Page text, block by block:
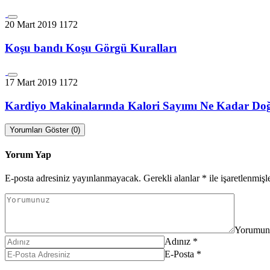
20 Mart 2019 1172
Koşu bandı Koşu Görgü Kuralları
17 Mart 2019 1172
Kardiyo Makinalarında Kalori Sayımı Ne Kadar
Yorumları Göster (0)
Yorum Yap
E-posta adresiniz yayınlanmayacak. Gerekli alanlar * ile
Adınız *
E-Posta *